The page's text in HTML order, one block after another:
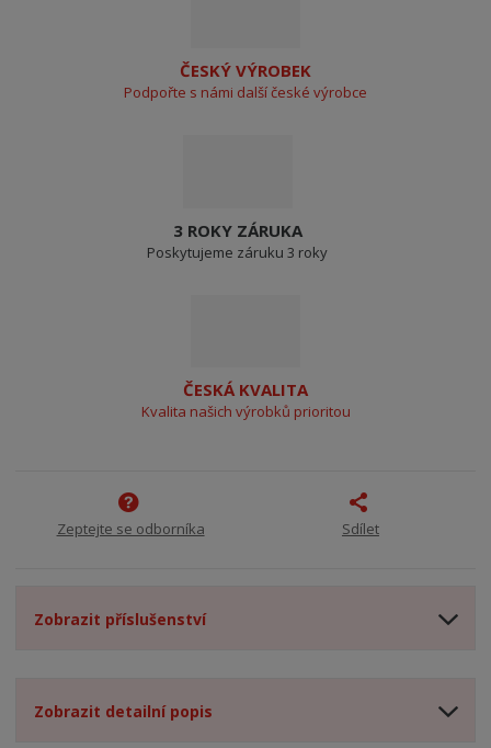
ČESKÝ VÝROBEK
Podpořte s námi další české výrobce
3 ROKY ZÁRUKA
Poskytujeme záruku 3 roky
ČESKÁ KVALITA
Kvalita našich výrobků prioritou
Zeptejte se odborníka Sdílet
Zobrazit příslušenství
Zobrazit detailní popis